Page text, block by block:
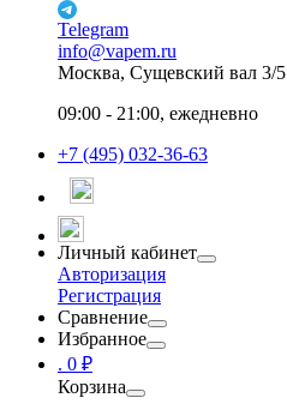
Telegram
info@vapem.ru
Москва, Сущевский вал 3/5
09:00 - 21:00, ежедневно
+7 (495) 032-36-63
Личный кабинет
Авторизация
Регистрация
Сравнение
Избранное
. 0 ₽
Корзина